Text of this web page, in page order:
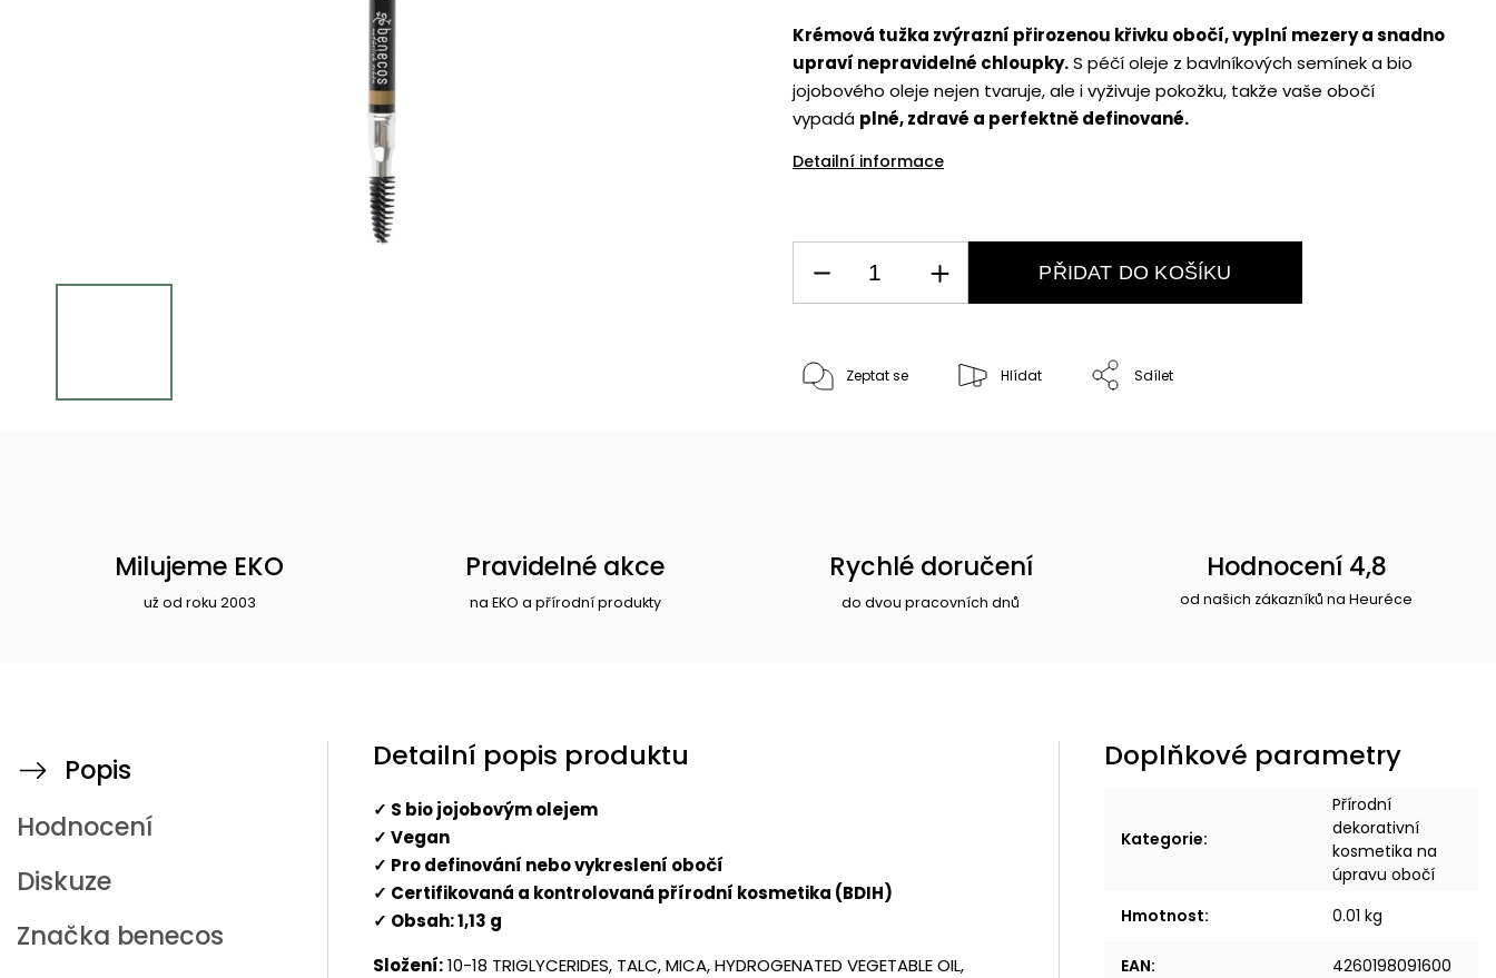
Krémová tužka zvýrazní přirozenou křivku obočí, vyplní mezery a snadno
upraví nepravidelné chloupky.S péčí oleje z bavlníkových semínek a bio
jojobového oleje nejen tvaruje, ale i vyživuje pokožku, takže vaše obočí
vypadá plné, zdravé a perfektně definované.
Detailní informace
PŘIDAT DO KOŠÍKU
Zeptat se Hlídat Sdílet
Milujeme EKO
už od roku 2003
Pravidelné akce
na EKO a přírodní produkty
Rychlé doručení
do dvou pracovních dnů
Hodnocení 4,8
od našich zákazníků na Heuréce
Popis
Hodnocení
Diskuze
Značka benecos
Detailní popis produktu
✓ S bio jojobovým olejem
✓ Vegan
✓ Pro definování nebo vykreslení obočí
✓ Certifikovaná a kontrolovaná přírodní kosmetika (BDIH)
✓ Obsah: 1,13 g
Složení:10-18 TRIGLYCERIDES, TALC, MICA, HYDROGENATED VEGETABLE OIL,
Doplňkové parametry
Kategorie:
Přírodní
dekorativní
kosmetika na
úpravu obočí
Hmotnost: 0.01 kg
EAN: 4260198091600